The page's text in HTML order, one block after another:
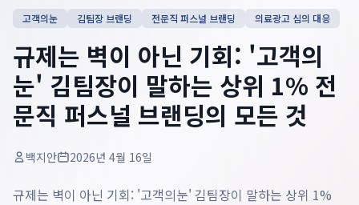
고객의눈 김팀장 브랜딩 전문직 퍼스널 브랜딩 의료광고 심의 대응
규제는 벽이 아닌 기회: '고객의
눈' 김팀장이 말하는 상위 1% 전
문직 퍼스널 브랜딩의 모든 것
백지안 2026년 4월 16일
규제는 벽이 아닌 기회: '고객의눈' 김팀장이 말하는 상위 1%